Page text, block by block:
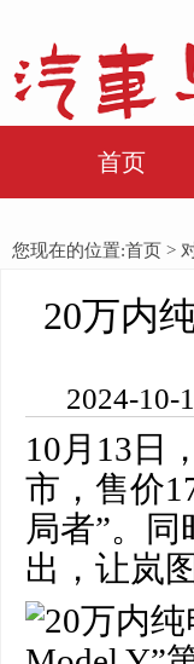
首页
您现在的位置:首页 >
20万内
10月13日
市，售价
局者”。
出，让岚